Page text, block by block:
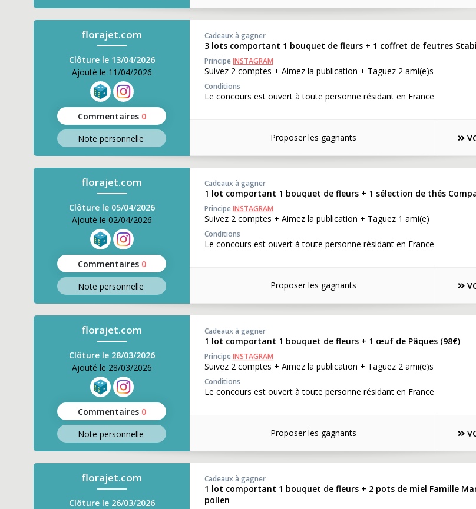
florajet.com
Clôture le 13/04/2026
Ajouté le 11/04/2026
Commentaires 0
Note personnelle
Cadeaux à gagner
3 lots comportant 1 bouquet de fleurs + 1 coffret de feutres
PrincipeINSTAGRAM
Suivez 2 comptes + Aimez la publication + Taguez 2 ami(e)s
Conditions
Le concours est ouvert à toute personne résidant en France
Proposer les gagnants
florajet.com
Clôture le 05/04/2026
Ajouté le 02/04/2026
Commentaires 0
Note personnelle
Cadeaux à gagner
1 lot comportant 1 bouquet de fleurs + 1 sélection de thés
PrincipeINSTAGRAM
Suivez 2 comptes + Aimez la publication + Taguez 1 ami(e)
Conditions
Le concours est ouvert à toute personne résidant en France
Proposer les gagnants
florajet.com
Clôture le 28/03/2026
Ajouté le 28/03/2026
Commentaires 0
Note personnelle
Cadeaux à gagner
1 lot comportant 1 bouquet de fleurs + 1 œuf de Pâques (98€)
PrincipeINSTAGRAM
Suivez 2 comptes + Aimez la publication + Taguez 2 ami(e)s
Conditions
Le concours est ouvert à toute personne résidant en France
Proposer les gagnants
florajet.com
Clôture le 26/03/2026
Cadeaux à gagner
1 lot comportant 1 bouquet de fleurs + 2 pots de miel Famille
pollen